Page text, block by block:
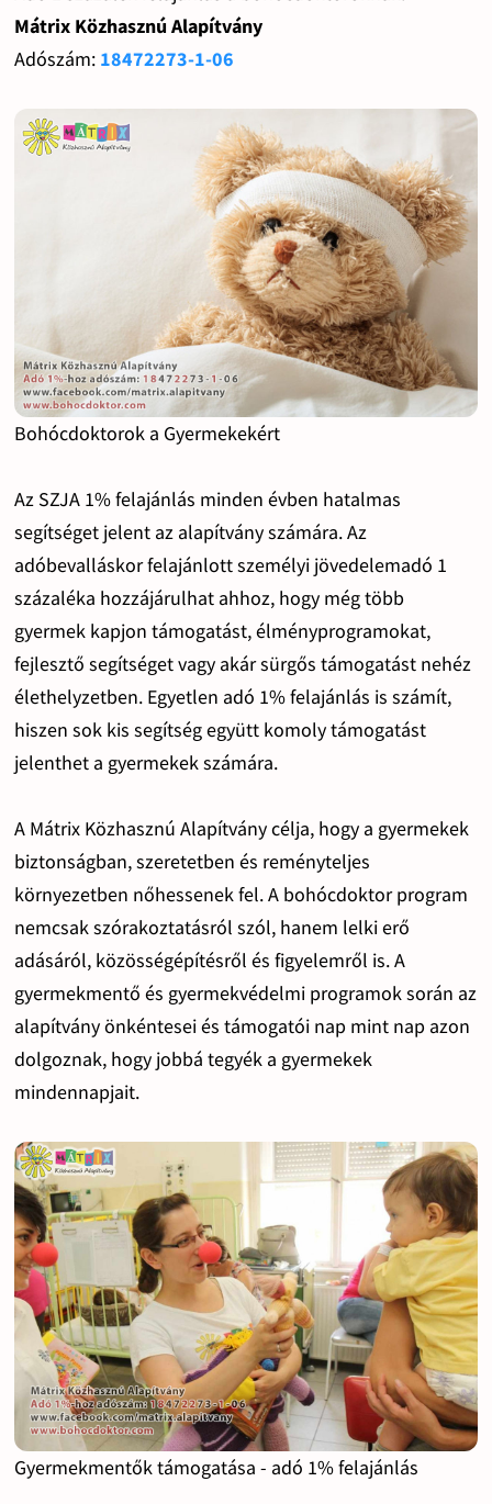
Mátrix Közhasznú Alapítvány
Adószám: 18472273-1-06
Bohócdoktorok a Gyermekekért
Az SZJA 1% felajánlás minden évben hatalmas
segítséget jelent az alapítvány számára. Az
adóbevalláskor felajánlott személyi jövedelemadó 1
százaléka hozzájárulhat ahhoz, hogy még több
gyermek kapjon támogatást, élményprogramokat,
fejlesztő segítséget vagy akár sürgős támogatást nehéz
élethelyzetben. Egyetlen adó 1% felajánlás is számít,
hiszen sok kis segítség együtt komoly támogatást
jelenthet a gyermekek számára.
A Mátrix Közhasznú Alapítvány célja, hogy a gyermekek
biztonságban, szeretetben és reményteljes
környezetben nőhessenek fel. A bohócdoktor program
nemcsak szórakoztatásról szól, hanem lelki erő
adásáról, közösségépítésről és figyelemről is. A
gyermekmentő és gyermekvédelmi programok során az
alapítvány önkéntesei és támogatói nap mint nap azon
dolgoznak, hogy jobbá tegyék a gyermekek
mindennapjait.
Gyermekmentők támogatása - adó 1% felajánlás